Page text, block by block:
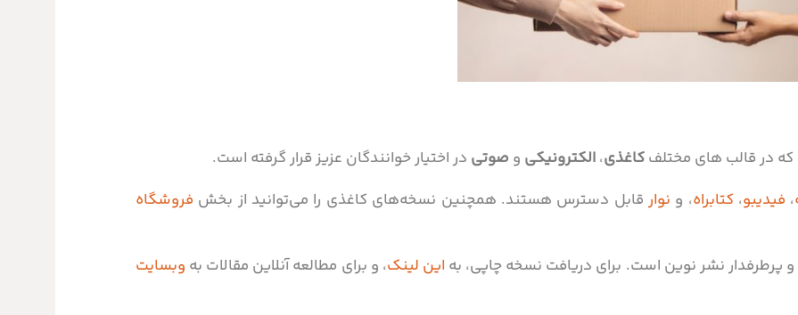
کاغذی،الکترونیکی و صوتی در اختیار خوانندگان عزیز قرار گرفته است.
، فیدیبو، کتابراه، و نوار قابل دسترس هستند. همچنین نسخه‌های کاغذی را می‌توانید از بخش فروشگاه
پرطرفدار نشر نوین است. برای دریافت نسخه چاپی، به این لینک، و برای مطالعه آنلاین مقالات به وبسایت